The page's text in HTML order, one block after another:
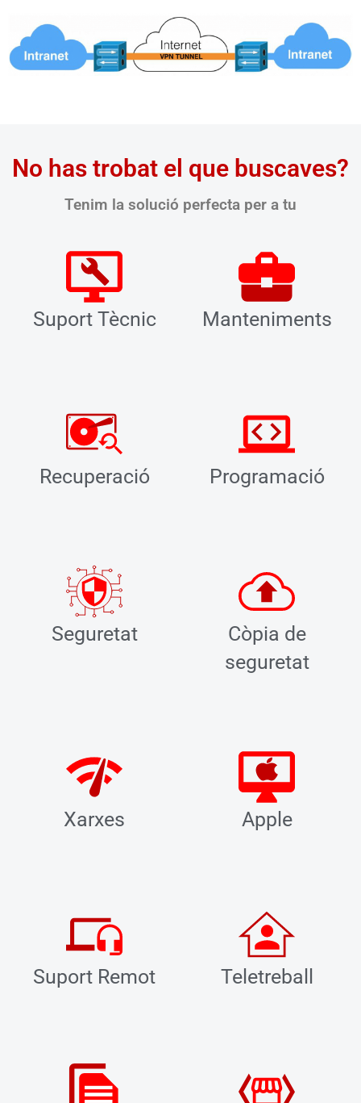
No has trobat el que buscaves?
Tenim la solució perfecta per a tu
Suport Tècnic Manteniments
Recuperació Programació
Seguretat
Còpia de
seguretat
Xarxes Apple
Suport Remot Teletreball